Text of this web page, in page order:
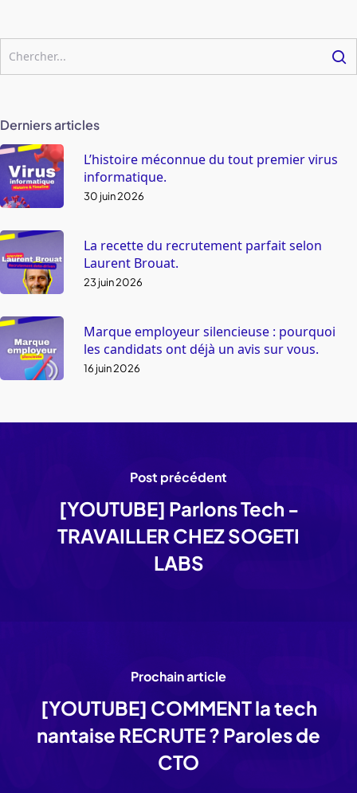
Derniers articles
L’histoire méconnue du tout premier virus
informatique.
30 juin 2026
La recette du recrutement parfait selon
Laurent Brouat.
23 juin 2026
Marque employeur silencieuse : pourquoi
les candidats ont déjà un avis sur vous.
16 juin 2026
Post précédent
[YOUTUBE] Parlons Tech -
TRAVAILLER CHEZ SOGETI
LABS
Prochain article
[YOUTUBE] COMMENT la tech
nantaise RECRUTE ? Paroles de
CTO